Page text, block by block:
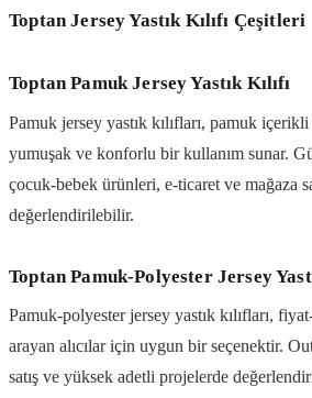
Toptan Jersey Yastık Kılıfı Çeşitleri
Toptan Pamuk Jersey Yastık Kılıfı
Pamuk jersey yastık kılıfları, pamuk içerikli
yumuşak ve konforlu bir kullanım sunar.
çocuk-bebek ürünleri, e-ticaret ve mağaza
değerlendirilebilir.
Toptan Pamuk-Polyester Jersey
Pamuk-polyester jersey yastık kılıfları,
arayan alıcılar için uygun bir seçenektir.
satış ve yüksek adetli projelerde